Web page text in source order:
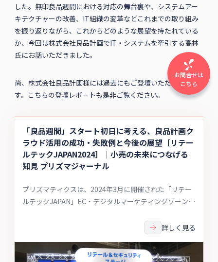
した。無印良品週間における対応の舞台裏や、システムアー
キテクチャーの改善、IT組織の変革などこれまでの取り組み
を振り返りながら、これからどのような展望を持たれている
か、今回は株式会社良品計画でIT・システムを牽引する高林
氏にお話いただきました。
尚、株式会社良品計画様には過去にもご登壇いただいていま
す。こちらの登壇レポートも是非ご覧ください。
「良品週間」スタート初日に考える、良品計画ク
ラウド活用の成功・失敗例と今後の展望［リテー
ルテックJAPAN2024］｜小売の未来につなげる
知見 プリズマジャーナル
プリズマティクスは、2024年3月に開催された「リテー
ルテックJAPAN」EC・デジタルマーケティングゾーン
濱野が良品計画 執行役員、久保田 竜弥氏をゲストにお迎
では、当日の様子をご紹介させて頂きます。
詳しく見る
お問合せは
こちら